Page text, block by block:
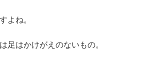
よね。
足はかけがえのないもの。